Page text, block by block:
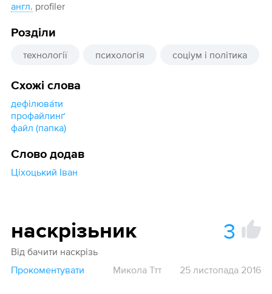
англ. profiler
Розділи
технології психологія соціум і політика
Схожі слова
дефілюва́ти
профайлинґ
файл (папка)
Слово додав
Ціхоцький Іван
наскрізьник 3
Від бачити наскрізь
Прокоментувати
Микола Ттт 25 листопада 2016